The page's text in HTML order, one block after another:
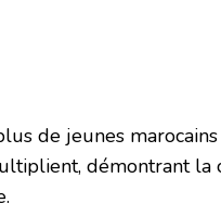
de jeunes
démontrant la